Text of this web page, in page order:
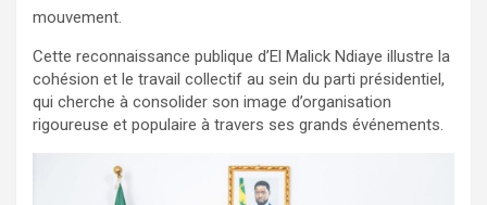
mouvement.
Cette reconnaissance publique d’El Malick Ndiaye illustre la
cohésion et le travail collectif au sein du parti présidentiel,
qui cherche à consolider son image d’organisation
rigoureuse et populaire à travers ses grands événements.